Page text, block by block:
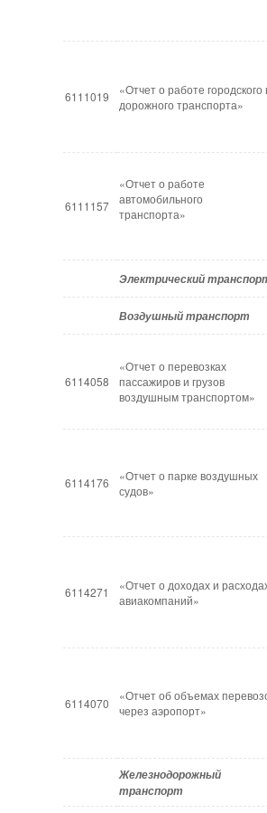
6111019
«Отчет о работе городского
дорожного транспорта»
6111157
«Отчет о работе
автомобильного
транспорта»
Электрический
Воздушный транспорт
6114058
«Отчет о перевозках
пассажиров и грузов
воздушным транспортом»
6114176
«Отчет о парке воздушных
судов»
6114271
«Отчет о доходах и
авиакомпаний»
6114070
«Отчет об объемах
через аэропорт»
Железнодорожный
транспорт